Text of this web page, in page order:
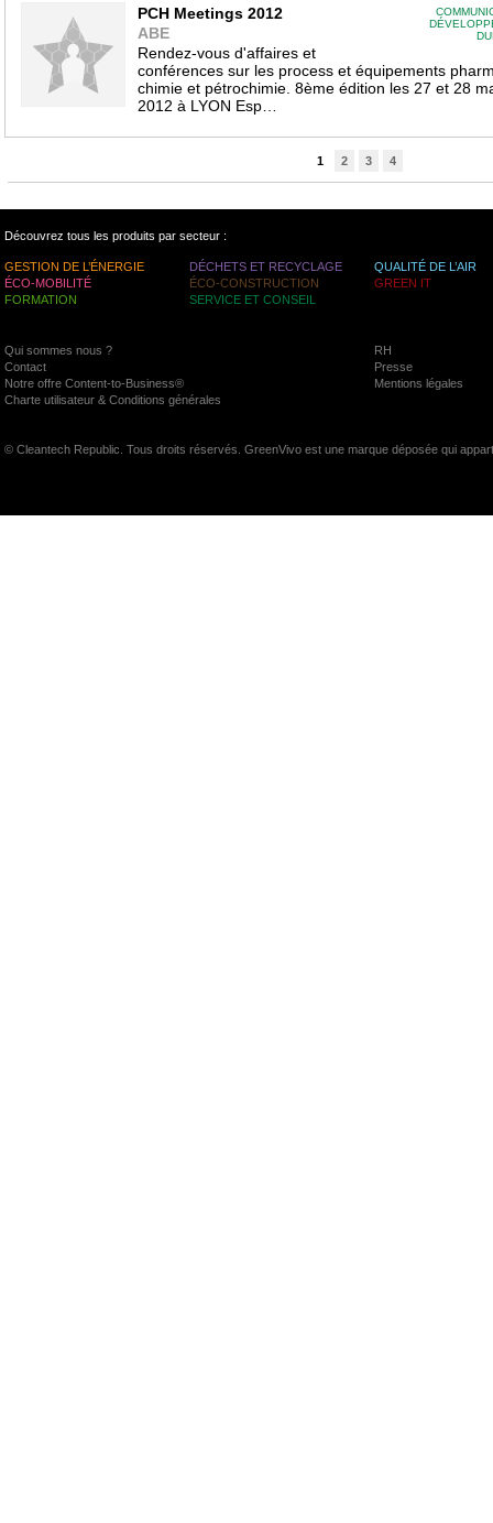
PCH Meetings 2012
ABE
Rendez-vous d'affaires et
conférences sur les process et équipements
chimie et pétrochimie. 8ème édition les 27 et 28
2012 à LYON Esp…
1 2 3 4
Découvrez tous les produits par secteur :
GESTION DE L’ÉNERGIE DÉCHETS ET RECYCLAGE
QUALITÉ DE L’AIR
ÉCO-MOBILITÉ
ÉCO-CONSTRUCTION
GREEN IT
FORMATION
SERVICE ET CONSEIL
Qui sommes nous ?
RH
Contact
Presse
Notre offre Content-to-Business®
Mentions légales
Charte utilisateur & Conditions générales
© Cleantech Republic. Tous droits réservés. GreenVivo est une marque déposée qui